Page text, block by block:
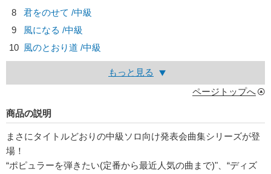
8
君をのせて /中級
9
風になる /中級
10 風のとおり道 /中級
もっと見る
ページトップへ
商品の説明
まさにタイトルどおりの中級ソロ向け発表会曲集シリーズが登
場！
“ポピュラーを弾きたい(定番から最近人気の曲まで)"、“ディズ